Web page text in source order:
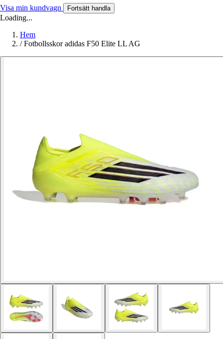
Visa min kundvagn Fortsätt handla
Loading...
Hem
/ Fotbollsskor adidas F50 Elite LL AG